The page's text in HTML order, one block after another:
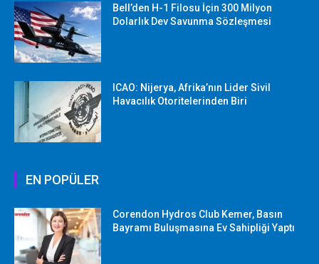
Bell’den H-1 Filosu İçin 300 Milyon
Dolarlık Dev Savunma Sözleşmesi
ICAO: Nijerya, Afrika’nın Lider Sivil
Havacılık Otoritelerinden Biri
EN POPÜLER
Corendon Hydros Club Kemer, Basın
Bayramı Buluşmasına Ev Sahipliği Yaptı